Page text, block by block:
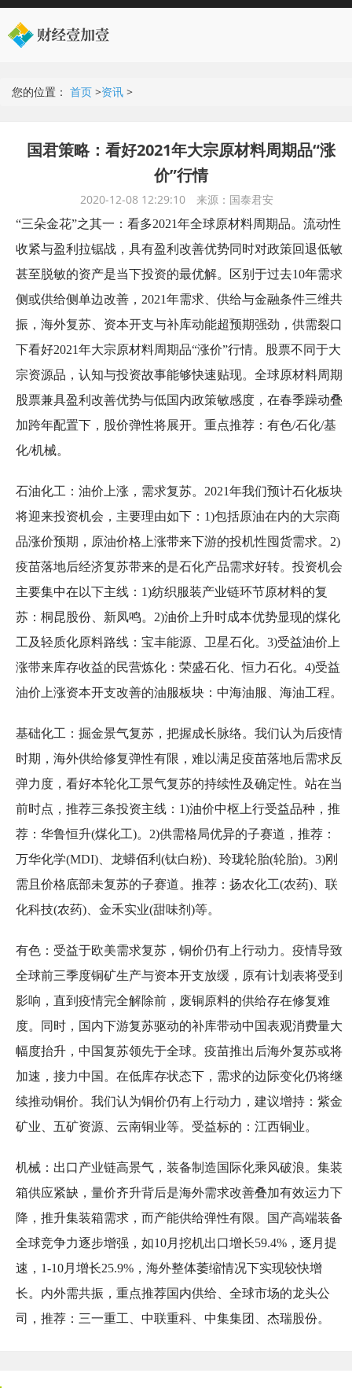
您的位置： 首页 >资讯 >
国君策略：看好2021年大宗原材料周期品“涨
价”行情
2020-12-08 12:29:10 来源：国泰君安
“三朵金花”之其一：看多2021年全球原材料周期品。流动性
收紧与盈利拉锯战，具有盈利改善优势同时对政策回退低敏
甚至脱敏的资产是当下投资的最优解。区别于过去10年需求
侧或供给侧单边改善，2021年需求、供给与金融条件三维共
振，海外复苏、资本开支与补库动能超预期强劲，供需裂口
下看好2021年大宗原材料周期品“涨价”行情。股票不同于大
宗资源品，认知与投资故事能够快速贴现。全球原材料周期
股票兼具盈利改善优势与低国内政策敏感度，在春季躁动叠
加跨年配置下，股价弹性将展开。重点推荐：有色/石化/基
化/机械。
石油化工：油价上涨，需求复苏。2021年我们预计石化板块
将迎来投资机会，主要理由如下：1)包括原油在内的大宗商
品涨价预期，原油价格上涨带来下游的投机性囤货需求。2)
疫苗落地后经济复苏带来的是石化产品需求好转。投资机会
主要集中在以下主线：1)纺织服装产业链环节原材料的复
苏：桐昆股份、新凤鸣。2)油价上升时成本优势显现的煤化
工及轻质化原料路线：宝丰能源、卫星石化。3)受益油价上
涨带来库存收益的民营炼化：荣盛石化、恒力石化。4)受益
油价上涨资本开支改善的油服板块：中海油服、海油工程。
基础化工：掘金景气复苏，把握成长脉络。我们认为后疫情
时期，海外供给修复弹性有限，难以满足疫苗落地后需求反
弹力度，看好本轮化工景气复苏的持续性及确定性。站在当
前时点，推荐三条投资主线：1)油价中枢上行受益品种，推
荐：华鲁恒升(煤化工)。2)供需格局优异的子赛道，推荐：
万华化学(MDI)、龙蟒佰利(钛白粉)、玲珑轮胎(轮胎)。3)刚
需且价格底部未复苏的子赛道。推荐：扬农化工(农药)、联
化科技(农药)、金禾实业(甜味剂)等。
有色：受益于欧美需求复苏，铜价仍有上行动力。疫情导致
全球前三季度铜矿生产与资本开支放缓，原有计划表将受到
影响，直到疫情完全解除前，废铜原料的供给存在修复难
度。同时，国内下游复苏驱动的补库带动中国表观消费量大
幅度抬升，中国复苏领先于全球。疫苗推出后海外复苏或将
加速，接力中国。在低库存状态下，需求的边际变化仍将继
续推动铜价。我们认为铜价仍有上行动力，建议增持：紫金
矿业、五矿资源、云南铜业等。受益标的：江西铜业。
机械：出口产业链高景气，装备制造国际化乘风破浪。集装
箱供应紧缺，量价齐升背后是海外需求改善叠加有效运力下
降，推升集装箱需求，而产能供给弹性有限。国产高端装备
全球竞争力逐步增强，如10月挖机出口增长59.4%，逐月提
速，1-10月增长25.9%，海外整体萎缩情况下实现较快增
长。内外需共振，重点推荐国内供给、全球市场的龙头公
司，推荐：三一重工、中联重科、中集集团、杰瑞股份。